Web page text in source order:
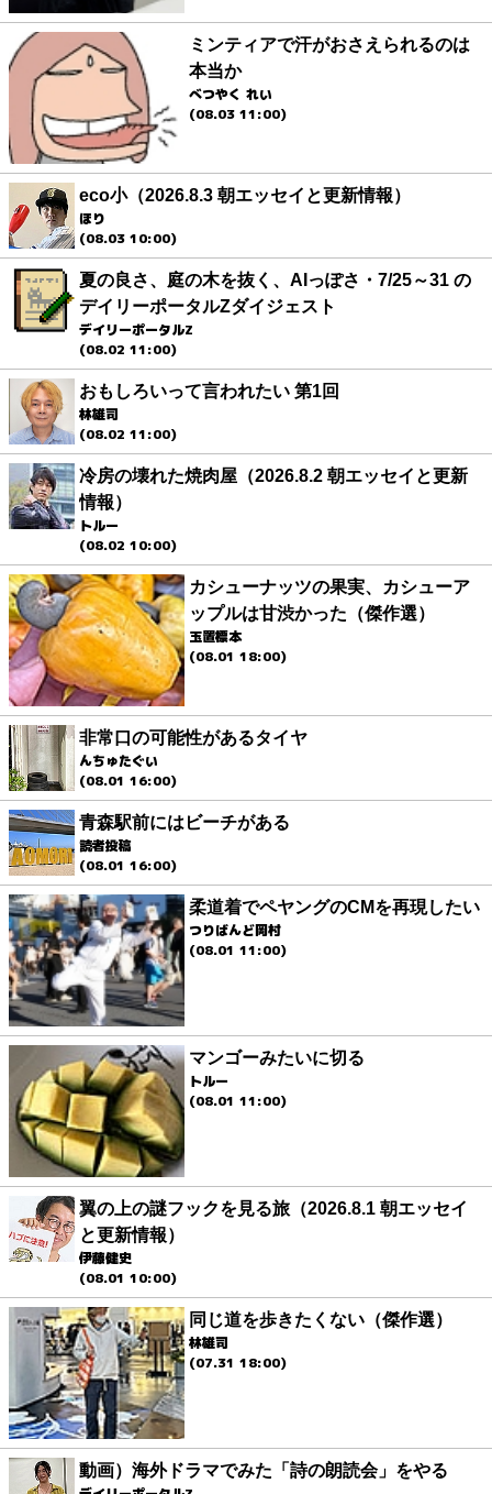
ミンティアで汗がおさえられるのは
本当か
べつやく れい
(08.03 11:00)
eco小（2026.8.3 朝エッセイと更新情報）
ほり
(08.03 10:00)
夏の良さ、庭の木を抜く、AIっぽさ・7/25～31 の
デイリーポータルZダイジェスト
デイリーポータルZ
(08.02 11:00)
おもしろいって言われたい 第1回
林雄司
(08.02 11:00)
冷房の壊れた焼肉屋（2026.8.2 朝エッセイと更新
情報）
トルー
(08.02 10:00)
カシューナッツの果実、カシューア
ップルは甘渋かった（傑作選）
玉置標本
(08.01 18:00)
非常口の可能性があるタイヤ
んちゅたぐい
(08.01 16:00)
青森駅前にはビーチがある
読者投稿
(08.01 16:00)
柔道着でペヤングのCMを再現したい
つりばんど岡村
(08.01 11:00)
マンゴーみたいに切る
トルー
(08.01 11:00)
翼の上の謎フックを見る旅（2026.8.1 朝エッセイ
と更新情報）
伊藤健史
(08.01 10:00)
同じ道を歩きたくない（傑作選）
林雄司
(07.31 18:00)
動画）海外ドラマでみた「詩の朗読会」をやる